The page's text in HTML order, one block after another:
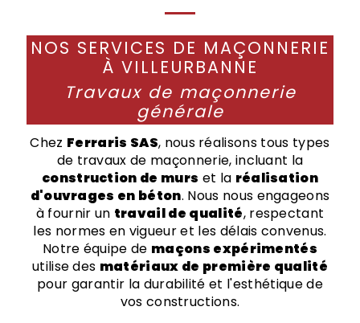
NOS SERVICES DE MAÇONNERIE
À VILLEURBANNE
Travaux de maçonnerie
générale
Chez Ferraris SAS, nous réalisons tous types
de travaux de maçonnerie, incluant la
construction de murs et la réalisation
d'ouvrages en béton. Nous nous engageons
à fournir un travail de qualité, respectant
les normes en vigueur et les délais convenus.
Notre équipe de maçons expérimentés
utilise des matériaux de première qualité
pour garantir la durabilité et l'esthétique de
vos constructions.